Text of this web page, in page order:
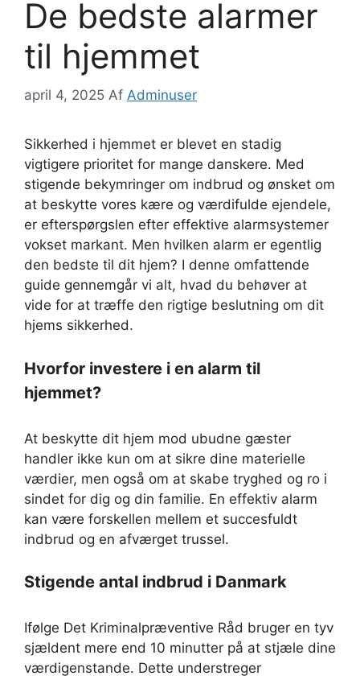
De bedste alarmer
til hjemmet
april 4, 2025 Af Adminuser
Sikkerhed i hjemmet er blevet en stadig
vigtigere prioritet for mange danskere. Med
stigende bekymringer om indbrud og ønsket om
at beskytte vores kære og værdifulde ejendele,
er efterspørgslen efter effektive alarmsystemer
vokset markant. Men hvilken alarm er egentlig
den bedste til dit hjem? I denne omfattende
guide gennemgår vi alt, hvad du behøver at
vide for at træffe den rigtige beslutning om dit
hjems sikkerhed.
Hvorfor investere i en alarm til
hjemmet?
At beskytte dit hjem mod ubudne gæster
handler ikke kun om at sikre dine materielle
værdier, men også om at skabe tryghed og ro i
sindet for dig og din familie. En effektiv alarm
kan være forskellen mellem et succesfuldt
indbrud og en afværget trussel.
Stigende antal indbrud i Danmark
Ifølge Det Kriminalpræventive Råd bruger en tyv
sjældent mere end 10 minutter på at stjæle dine
værdigenstande. Dette understreger